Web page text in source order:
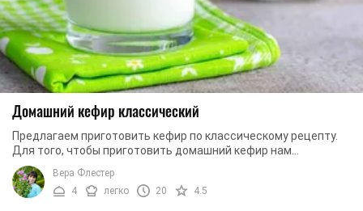
Домашний кефир классический
Предлагаем приготовить кефир по классическому рецепту.
Для того, чтобы приготовить домашний кефир нам
понадобится молоко и сметана. Конечно, процесс ...
Вера Флестер
4
легко 20 4.5